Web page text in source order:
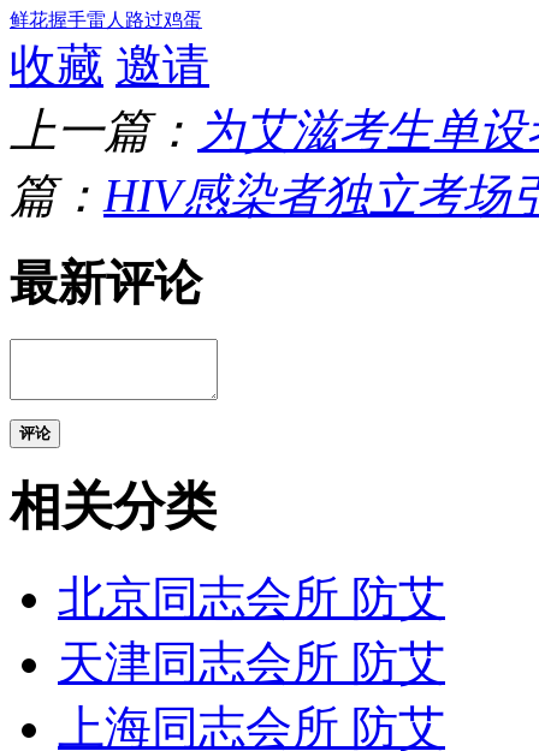
鲜花握手雷人 路过鸡蛋
收藏 邀请
上一篇： 为艾滋考生单
篇： HIV感染者独立考场
最新评论
评论
相关分类
北京同志会所 防艾
天津同志会所 防艾
上海同志会所 防艾